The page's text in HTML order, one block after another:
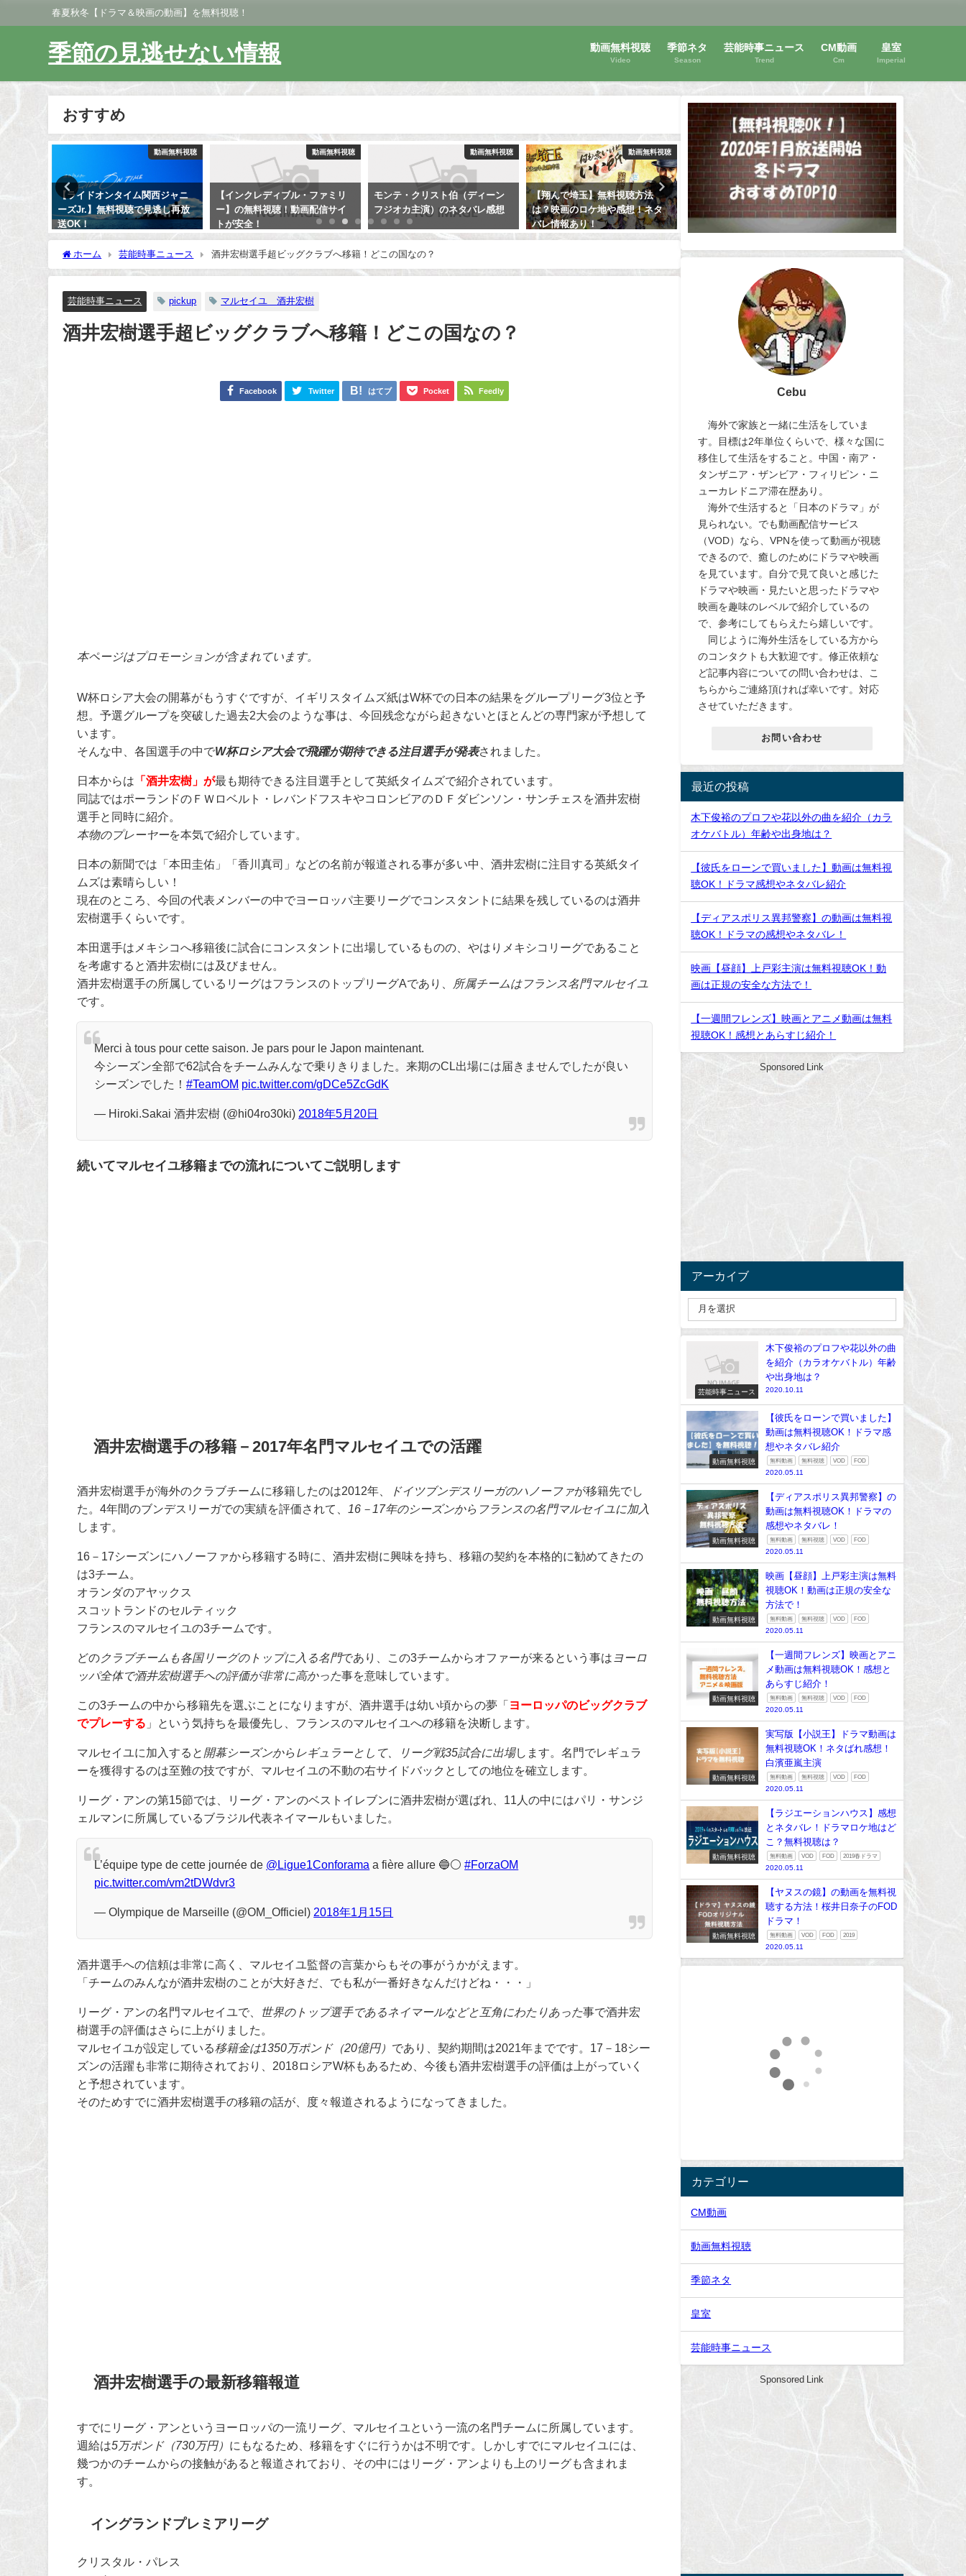
春夏秋冬【ドラマ＆映画の動画】を無料視聴！
季節の見逃せない情報 動画無料視聴
Video
季節ネタ
Season
芸能時事ニュース
Trend
CM動画
Cm
皇室
Imperial
おすすめ
動画無料視聴
【ライドオンタイム関西ジャニ
ーズJr.】無料視聴で見逃し再放
送OK！
動画無料視聴
【インクレディブル・ファミリ
ー】の無料視聴！動画配信サイ
トが安全！
動画無料視聴
モンテ・クリスト伯（ディーン
フジオカ主演）のネタバレ感想
動画無料視聴
【翔んで埼玉】無料視聴方法
は？映画のロケ地や感想！ネタ
バレ情報あり！
動画無料視聴
ドラマ【テセウスの船】のキャ
ストは誰？相関図から読み解く
NHK大河ドラマ無料視聴方
[西郷どん][まんぷく]も無料
ホーム 芸能時事ニュース 酒井宏樹選手超ビッグクラブへ移籍！どこの国なの？
芸能時事ニュース pickup マルセイユ 酒井宏樹
酒井宏樹選手超ビッグクラブへ移籍！どこの国なの？
Facebook Twitter はてブ Pocket Feedly
本ページはプロモーションが含まれています。
W杯ロシア大会の開幕がもうすぐですが、イギリスタイムズ紙はW杯での日本の結果をグループリーグ3位と予
想。予選グループを突破した過去2大会のような事は、今回残念ながら起きないとほとんどの専門家が予想して
います。
そんな中、各国選手の中でW杯ロシア大会で飛躍が期待できる注目選手が発表されました。
日本からは 「酒井宏樹」が最も期待できる注目選手として英紙タイムズで紹介されています。
同誌ではポーランドのＦＷロベルト・レバンドフスキやコロンビアのＤＦダビンソン・サンチェスを酒井宏樹
選手と同時に紹介。
本物のプレーヤーを本気で紹介しています。
日本の新聞では「本田圭佑」「香川真司」などの名前が報道される事が多い中、酒井宏樹に注目する英紙タイ
ムズは素晴らしい！
現在のところ、今回の代表メンバーの中でヨーロッパ主要リーグでコンスタントに結果を残しているのは酒井
宏樹選手くらいです。
本田選手はメキシコへ移籍後に試合にコンスタントに出場しているものの、やはりメキシコリーグであること
を考慮すると酒井宏樹には及びません。
酒井宏樹選手の所属しているリーグはフランスのトップリーグAであり、
所属チームはフランス名門マルセイユ
です。
Merci à tous pour cette saison. Je pars pour le Japon maintenant.
今シーズン全部で62試合をチームみんなで乗りきりました。来期のCL出場には届きませんでしたが良い
シーズンでした！#TeamOM pic.twitter.com/gDCe5ZcGdK
— Hiroki.Sakai 酒井宏樹 (@hi04ro30ki) 2018年5月20日
続いてマルセイユ移籍までの流れについてご説明します
酒井宏樹選手の移籍－2017年名門マルセイユでの活躍
酒井宏樹選手が海外のクラブチームに移籍したのは2012年、 ドイツブンデスリーガのハノーファが移籍先でし
た。4年間のブンデスリーガでの実績を評価されて、 16－17年のシーズンからフランスの名門マルセイユに加入
します。
16－17シーズンにハノーファから移籍する時に、酒井宏樹に興味を持ち、移籍の契約を本格的に勧めてきたの
は3チーム。
オランダのアヤックス
スコットランドのセルティック
フランスのマルセイユの3チームです。
どのクラブチームも各国リーグのトップに入る名門であり、この3チームからオファーが来るという事は ヨーロ
ッパ全体で酒井宏樹選手への評価が非常に高かった事を意味しています。
この3チームの中から移籍先を選ぶことになりますが、酒井選手は幼い頃からの夢「 ヨーロッパのビッグクラブ
でプレーする 」という気持ちを最優先し、フランスのマルセイユへの移籍を決断します。
マルセイユに加入すると 開幕シーズンからレギュラーとして、リーグ戦35試合に出場します。名門でレギュラ
ーを獲得するのは至難の技ですが、マルセイユの不動の右サイドバックとしての地位を確立します。
リーグ・アンの第15節では、リーグ・アンのベストイレブンに酒井宏樹が選ばれ、11人の中にはパリ・サンジ
ェルマンに所属しているブラジル代表ネイマールもいました。
L’équipe type de cette journée de @Ligue1Conforama a fière allure 🔵⚪️#ForzaOM
pic.twitter.com/vm2tDWdvr3
— Olympique de Marseille (@OM_Officiel) 2018年1月15日
酒井選手への信頼は非常に高く、マルセイユ監督の言葉からもその事がうかがえます。
「チームのみんなが酒井宏樹のことが大好きだ、でも私が一番好きなんだけどね・・・」
リーグ・アンの名門マルセイユで、 世界のトップ選手であるネイマールなどと互角にわたりあった事で酒井宏
樹選手の評価はさらに上がりました。
マルセイユが設定している移籍金は1350万ポンド（20億円） であり、契約期間は2021年までです。17－18シー
ズンの活躍も非常に期待されており、2018ロシアW杯もあるため、今後も酒井宏樹選手の評価は上がっていく
と予想されています。
そのためすでに酒井宏樹選手の移籍の話が、度々報道されるようになってきました。
酒井宏樹選手の最新移籍報道
すでにリーグ・アンというヨーロッパの一流リーグ、マルセイユという一流の名門チームに所属しています。
週給は5万ポンド（730万円） にもなるため、移籍をすぐに行うかは不明です。しかしすでにマルセイユには、
幾つかのチームからの接触があると報道されており、その中にはリーグ・アンよりも上のリーグも含まれま
す。
イングランドプレミアリーグ
クリスタル・パレス
Cebu
海外で家族と一緒に生活をしていま
す。目標は2年単位くらいで、様々な国に
移住して生活をすること。中国・南ア・
タンザニア・ザンビア・フィリピン・ニ
ューカレドニア滞在歴あり。
海外で生活すると「日本のドラマ」が
見られない。でも動画配信サービス
（VOD）なら、VPNを使って動画が視聴
できるので、癒しのためにドラマや映画
を見ています。自分で見て良いと感じた
ドラマや映画・見たいと思ったドラマや
映画を趣味のレベルで紹介しているの
で、参考にしてもらえたら嬉しいです。
同じように海外生活をしている方から
のコンタクトも大歓迎です。修正依頼な
ど記事内容についての問い合わせは、こ
ちらからご連絡頂ければ幸いです。対応
させていただきます。
お問い合わせ
最近の投稿
木下俊裕のプロフや花以外の曲を紹介（カラ
オケバトル）年齢や出身地は？
【彼氏をローンで買いました】動画は無料視
聴OK！ドラマ感想やネタバレ紹介
【ディアスポリス異邦警察】の動画は無料視
聴OK！ドラマの感想やネタバレ！
映画【昼顔】上戸彩主演は無料視聴OK！動
画は正規の安全な方法で！
【一週間フレンズ】映画とアニメ動画は無料
視聴OK！感想とあらすじ紹介！
Sponsored Link
アーカイブ
芸能時事ニュース
木下俊裕のプロフや花以外の曲
を紹介（カラオケバトル）年齢
や出身地は？
2020.10.11
動画無料視聴
【彼氏をローンで買いました】
動画は無料視聴OK！ドラマ感
想やネタバレ紹介
無料動画 無料視聴 VOD FOD
2020.05.11
動画無料視聴
【ディアスポリス異邦警察】の
動画は無料視聴OK！ドラマの
感想やネタバレ！
無料動画 無料視聴 VOD FOD
2020.05.11
動画無料視聴
映画【昼顔】上戸彩主演は無料
視聴OK！動画は正規の安全な
方法で！
無料動画 無料視聴 VOD FOD
2020.05.11
動画無料視聴
【一週間フレンズ】映画とアニ
メ動画は無料視聴OK！感想と
あらすじ紹介！
無料動画 無料視聴 VOD FOD
2020.05.11
動画無料視聴
実写版【小説王】ドラマ動画は
無料視聴OK！ネタばれ感想！
白濱亜嵐主演
無料動画 無料視聴 VOD FOD
2020.05.11
動画無料視聴
【ラジエーションハウス】感想
とネタバレ！ドラマロケ地はど
こ？無料視聴は？
無料動画 VOD FOD 2019春ドラマ
2020.05.11
動画無料視聴
【ヤヌスの鏡】の動画を無料視
聴する方法！桜井日奈子のFOD
ドラマ！
無料動画 VOD FOD 2019
2020.05.11
カテゴリー
CM動画
動画無料視聴
季節ネタ
皇室
芸能時事ニュース
Sponsored Link